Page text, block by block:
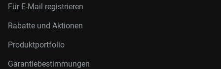
Für E-Mail registrieren
Rabatte und Aktionen
Produktportfolio
Garantiebestimmungen